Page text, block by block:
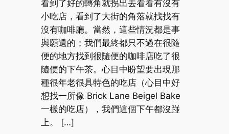
看到了好的轉角就拐出去看看有沒有
小吃店，看到了大街的角落就找找有
沒有咖啡廳。當然，這些情況都是事
與願遺的；我們最終都只不過在很隨
便的地方找到很隨便的咖啡店吃了很
隨便的下午茶。心目中盼望要出現那
種很年老很具特色的吃店（心目中好
想找一所像 Brick Lane Beigel Bake
一樣的吃店），我們這個下午都沒踫
上。 […]